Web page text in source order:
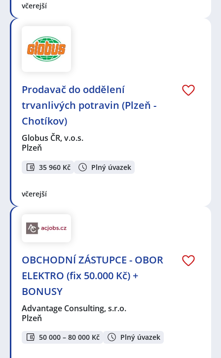
včerejší
Prodavač do oddělení
trvanlivých potravin (Plzeň -
Chotíkov)
Globus ČR, v.o.s.
Plzeň
35 960 Kč Plný úvazek
včerejší
OBCHODNÍ ZÁSTUPCE - OBOR
ELEKTRO (fix 50.000 Kč) +
BONUSY
Advantage Consulting, s.r.o.
Plzeň
50 000 – 80 000 Kč Plný úvazek